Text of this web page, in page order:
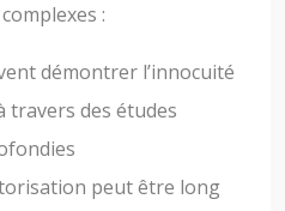
:
démontrer l’innocuité
travers des études
peut être long